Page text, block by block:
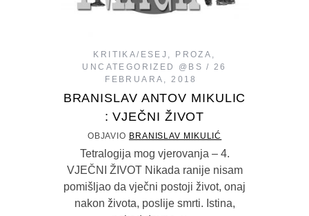
KRITIKA/ESEJ PROZA
UNCATEGORIZED @BS
26
FEBRUARA, 2018
BRANISLAV ANTOV MIKULIC
: VJEČNI ŽIVOT
OBJAVIO BRANISLAV MIKULIĆ
Tetralogija mog vjerovanja – 4.
VJEČNI ŽIVOT Nikada ranije nisam
pomišljao da vječni postoji život, onaj
nakon života, poslije smrti. Istina,